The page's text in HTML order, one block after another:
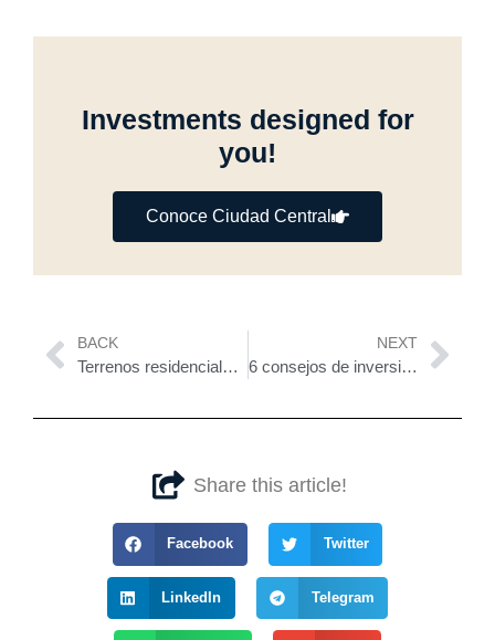
Investments designed for
you!
Conoce Ciudad Central
Prev
BACK
Terrenos residenciales, lo mejor de Mérida
NEXT
6 consejos de inversión inmobiliaria en Yucatán
Share this article!
Facebook Twitter
LinkedIn Telegram